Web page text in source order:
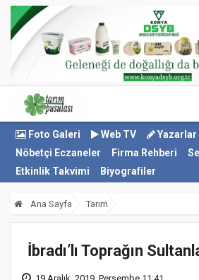
Foto Galeri Web TV Yazarlar
Nöbetçi Eczaneler
Firma Rehberi
Etkinlik Takvimi
Biyografiler
Ana Sayfa Tarım
İbradı’lı Toprağın